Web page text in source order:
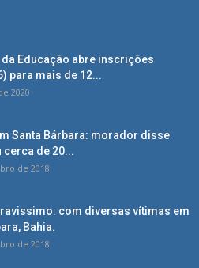
Educação abre inscrições
para mais de 12...
2020
Santa Bárbara: morador disse
cerca de 20...
de 2018
com diversas vítimas em
Bahia.
de 2018